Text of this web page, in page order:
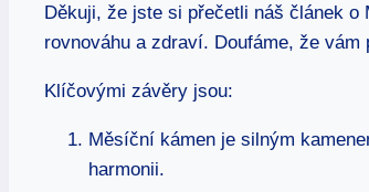
Děkuji, že jste si přečetli náš článek
rovnováhu a zdraví. Doufáme, že
Klíčovými závěry jsou:
Měsíční kámen je silným
harmonii.